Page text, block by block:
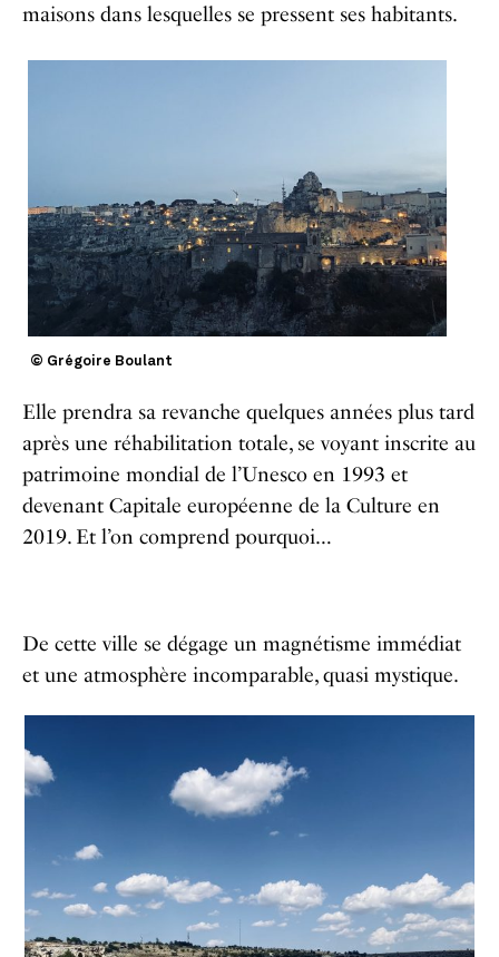
maisons dans lesquelles se pressent ses habitants.
© Grégoire Boulant
Elle prendra sa revanche quelques années plus tard
après une réhabilitation totale, se voyant inscrite au
patrimoine mondial de l’Unesco en 1993 et
devenant Capitale européenne de la Culture en
2019. Et l’on comprend pourquoi…
De cette ville se dégage un magnétisme immédiat
et une atmosphère incomparable, quasi mystique.